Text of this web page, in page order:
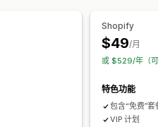
Shopify
$49/月
或 $529/年（
特色功能
包含“免费”
VIP 计划